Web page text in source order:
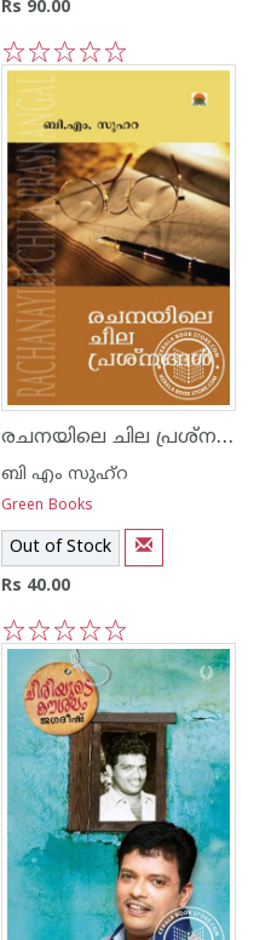
Rs 90.00
5
4
3
2
1
രചനയിലെ ചില പ്രശ്നങ്ങള്‍
ബി എം സുഹ്റ
Green Books
Out of Stock
Rs 40.00
5
4
3
2
1